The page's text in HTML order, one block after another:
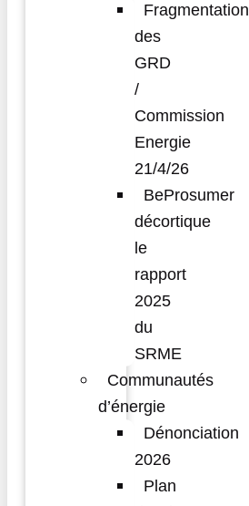
Fragmentation
des
GRD
/
Commission
Energie
21/4/26
BeProsumer
décortique
le
rapport
2025
du
SRME
Communautés
d’énergie
Dénonciation
2026
Plan